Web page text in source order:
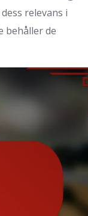
relevans i
behåller de